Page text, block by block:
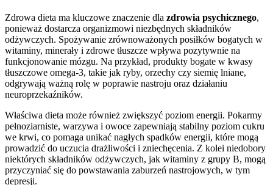
Zdrowa dieta ma kluczowe znaczenie dla zdrowia psychicznego,
ponieważ dostarcza organizmowi niezbędnych składników
odżywczych. Spożywanie zrównoważonych posiłków bogatych w
witaminy, minerały i zdrowe tłuszcze wpływa pozytywnie na
funkcjonowanie mózgu. Na przykład, produkty bogate w kwasy
tłuszczowe omega-3, takie jak ryby, orzechy czy siemię lniane,
odgrywają ważną rolę w poprawie nastroju oraz działaniu
neuroprzekaźników.
Właściwa dieta może również zwiększyć poziom energii. Pokarmy
pełnoziarniste, warzywa i owoce zapewniają stabilny poziom cukru
we krwi, co pomaga unikać nagłych spadków energii, które mogą
prowadzić do uczucia drażliwości i zniechęcenia. Z kolei niedobory
niektórych składników odżywczych, jak witaminy z grupy B, mogą
przyczyniać się do powstawania zaburzeń nastrojowych, w tym
depresji.